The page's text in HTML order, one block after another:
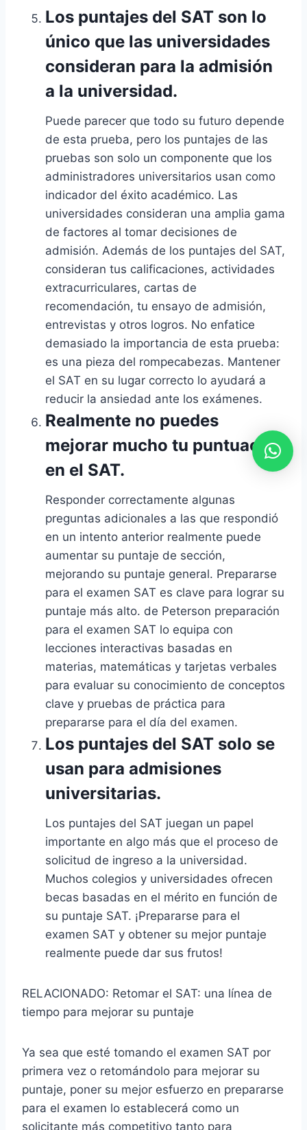
Los puntajes del SAT son lo
único que las universidades
consideran para la admisión
a la universidad.
Puede parecer que todo su futuro depende
de esta prueba, pero los puntajes de las
pruebas son solo un componente que los
administradores universitarios usan como
indicador del éxito académico. Las
universidades consideran una amplia gama
de factores al tomar decisiones de
admisión. Además de los puntajes del SAT,
consideran tus calificaciones, actividades
extracurriculares, cartas de
recomendación, tu ensayo de admisión,
entrevistas y otros logros. No enfatice
demasiado la importancia de esta prueba:
es una pieza del rompecabezas. Mantener
el SAT en su lugar correcto lo ayudará a
reducir la ansiedad ante los exámenes.
Realmente no puedes
mejorar mucho tu puntuación
en el SAT.
Responder correctamente algunas
preguntas adicionales a las que respondió
en un intento anterior realmente puede
aumentar su puntaje de sección,
mejorando su puntaje general. Prepararse
para el examen SAT es clave para lograr su
puntaje más alto. de Peterson preparación
para el examen SAT lo equipa con
lecciones interactivas basadas en
materias, matemáticas y tarjetas verbales
para evaluar su conocimiento de conceptos
clave y pruebas de práctica para
prepararse para el día del examen.
Los puntajes del SAT solo se
usan para admisiones
universitarias.
Los puntajes del SAT juegan un papel
importante en algo más que el proceso de
solicitud de ingreso a la universidad.
Muchos colegios y universidades ofrecen
becas basadas en el mérito en función de
su puntaje SAT. ¡Prepararse para el
examen SAT y obtener su mejor puntaje
realmente puede dar sus frutos!
RELACIONADO: Retomar el SAT: una línea de
tiempo para mejorar su puntaje
Ya sea que esté tomando el examen SAT por
primera vez o retomándolo para mejorar su
puntaje, poner su mejor esfuerzo en prepararse
para el examen lo establecerá como un
solicitante más competitivo tanto para